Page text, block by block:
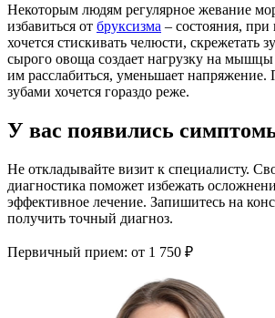
Некоторым людям регулярное жевание
избавиться от бруксизма – состояния, при
хочется стискивать челюсти, скрежетать
сырого овоща создает нагрузку на
им расслабиться, уменьшает напряжение.
зубами хочется гораздо реже.
У вас появились
Не откладывайте визит к специалисту.
диагностика поможет избежать
эффективное лечение. Запишитесь на
получить точный диагноз.
Первичный прием: от 1 750 ₽